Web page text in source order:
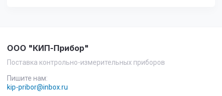
ООО "КИП-Прибор"
Поставка контрольно-измерительных приборов
Пишите нам:
kip-pribor@inbox.ru